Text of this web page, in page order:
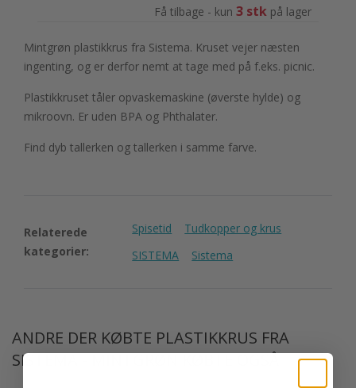
Få tilbage - kun 3 stkpå lager
Mintgrøn plastikkrus fra Sistema. Kruset vejer næsten
ingenting, og er derfor nemt at tage med på f.eks. picnic.
Plastikkruset tåler opvaskemaskine (øverste hylde) og
mikroovn. Er uden BPA og Phthalater.
Find dyb tallerken og tallerken i samme farve.
Relaterede
kategorier:
Spisetid
Tudkopper og krus
SISTEMA
Sistema
ANDRE DER KØBTE PLASTIKKRUS FRA
SISTEMA - MINTGRØN KØBTE OGSÅ